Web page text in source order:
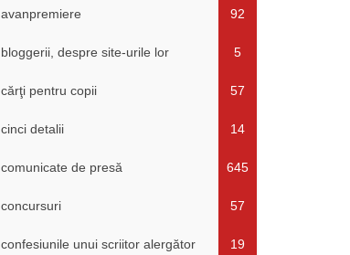
avanpremiere 92
bloggerii, despre site-urile lor 5
cărţi pentru copii 57
cinci detalii 14
comunicate de presă 645
concursuri 57
confesiunile unui scriitor alergător 19